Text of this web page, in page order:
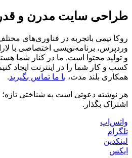
طراحی سایت مدرن و
روکا تیمی باتجربه در فناوری‌های
وردپرس، برنامه‌نویسی اختصاصی با
و تولید محتوا است. ما در کنار شما
کسب و کار شما را در اینترنت ایجاد
همکاری بلند مدت، با ما تماس بگیرید.
هر نوشته دعوتی است به شناختی تازه؛
اشتراک بگذار.
واتس‌اپ
تلگرام
لینکدین
ایکس